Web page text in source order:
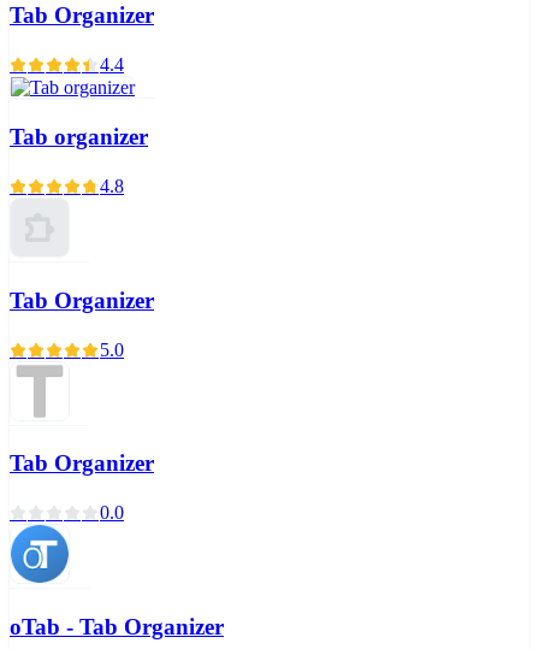
Tab Organizer
4.4
Tab organizer
4.8
Tab Organizer
5.0
Tab Organizer
0.0
oTab - Tab Organizer